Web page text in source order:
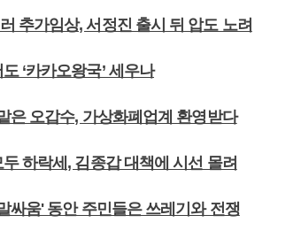
추가임상, 서정진 출시 뒤 압도 노려
‘카카오왕국’ 세우나
은 오갑수, 가상화폐업계 환영받다
하락세, 김종갑 대책에 시선 몰려
싸움' 동안 주민들은 쓰레기와 전쟁